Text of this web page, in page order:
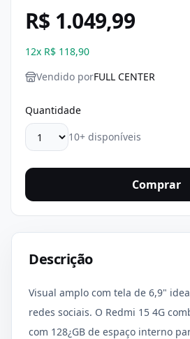
R$ 1.049,99
12x R$ 118,90
Vendido porFULL CENTER
Quantidade
10+ disponíveis
Comprar
Descrição
Visual amplo com tela de 6,9"
redes sociais. O Redmi 15 4G
com 128¿GB de espaço interno